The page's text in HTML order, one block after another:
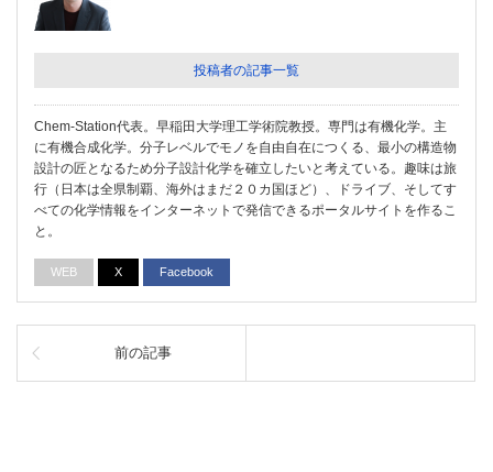
投稿者の記事一覧
Chem-Station代表。早稲田大学理工学術院教授。専門は有機化学。主
に有機合成化学。分子レベルでモノを自由自在につくる、最小の構造物
設計の匠となるため分子設計化学を確立したいと考えている。趣味は旅
行（日本は全県制覇、海外はまだ２０カ国ほど）、ドライブ、そしてす
べての化学情報をインターネットで発信できるポータルサイトを作るこ
と。
WEB X Facebook
前の記事